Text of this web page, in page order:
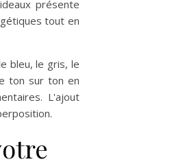
présente
tout en
bleu, le gris, le
ton sur ton en
L'ajout